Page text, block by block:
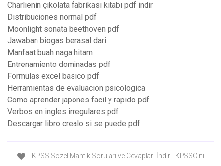
Charlienin çikolata fabrikası kitabı pdf indir
Distribuciones normal pdf
Moonlight sonata beethoven pdf
Jawaban biogas berasal dari
Manfaat buah naga hitam
Entrenamiento dominadas pdf
Formulas excel basico pdf
Herramientas de evaluacion psicologica
Como aprender japones facil y rapido pdf
Verbos en ingles irregulares pdf
Descargar libro crealo si se puede pdf
KPSS Sözel Mantık Soruları ve Cevapları İndir - KPSSCini